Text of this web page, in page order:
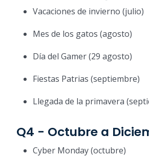
Vacaciones de invierno (julio)
Mes de los gatos (agosto)
Día del Gamer (29 agosto)
Fiestas Patrias (septiembre)
Llegada de la primavera
Q4 - Octubre a
Cyber Monday (octubre)